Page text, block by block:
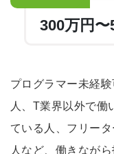
300万円〜
プログラマー未経
人、T業界以外で働
ている人、フリー
人など、働きなが